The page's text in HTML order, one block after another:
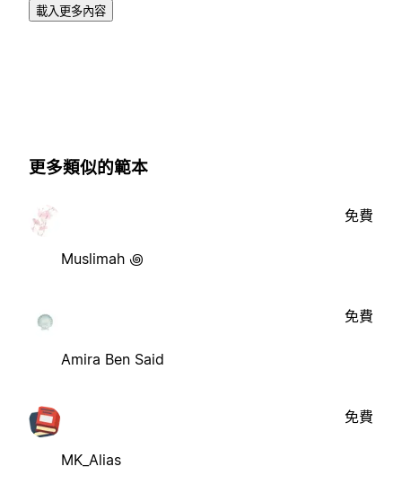
載入更多內容
更多類似的範本
Muslimah ꩜
免費
Amira Ben Said
免費
MK_Alias
免費